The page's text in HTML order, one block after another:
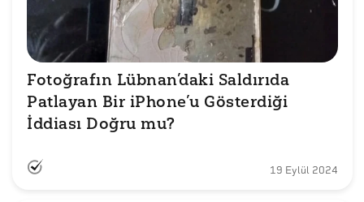
Fotoğrafın Lübnan’daki Saldırıda
Patlayan Bir iPhone’u Gösterdiği
İddiası Doğru mu?
19 Eylül 2024